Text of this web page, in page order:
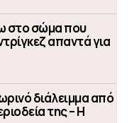
στο σώμα που
απαντά για
διάλειμμα από
της – Η